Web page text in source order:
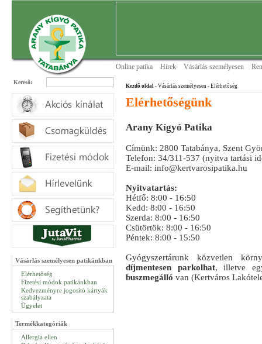
Online patika Hírek Vásárlás személyesen
Keresõ:
Vásárlás személyesen patikánkban
Elérhetőség
Fizetési módok patikánkban
Kedvezményre jogosító kártyák
szabályzata
Ügyelet
Termékkategóriák
Allergia ellen
Kezdõ oldal - Vásárlás személyesen - Elérhetőség
Elérhetőségünk
Arany Kígyó Patika
Címünk: 2800 Tatabánya, Szent
Telefon: 34/311-537 (nyitva tartási
E-mail: info@kertvarosipatika.hu
Nyitvatartás:
Hétfő: 8:00 - 16:50
Kedd: 8:00 - 16:50
Szerda: 8:00 - 16:50
Csütörtök: 8:00 - 16:50
Péntek: 8:00 - 15:50
Gyógyszertárunk közvetlen
díjmentesen parkolhat, illetve
buszmegálló van (Kertváros